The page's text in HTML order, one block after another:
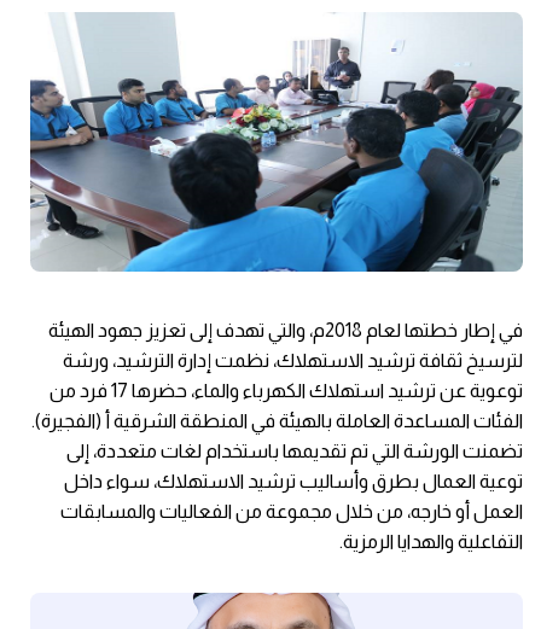
في إطار خطتها لعام 2018م، والتي تهدف إلى تعزيز جهود الهيئة
لترسيخ ثقافة ترشيد الاستهلاك، نظمت إدارة الترشيد، ورشة
توعوية عن ترشيد استهلاك الكهرباء والماء، حضرها 17 فرد من
الفئات المساعدة العاملة بالهيئة في المنطقة الشرقية أ (الفجيرة).
تضمنت الورشة التي تم تقديمها باستخدام لغات متعددة، إلى
توعية العمال بطرق وأساليب ترشيد الاستهلاك، سواء داخل
العمل أو خارجه، من خلال مجموعة من الفعاليات والمسابقات
التفاعلية والهدايا الرمزية.